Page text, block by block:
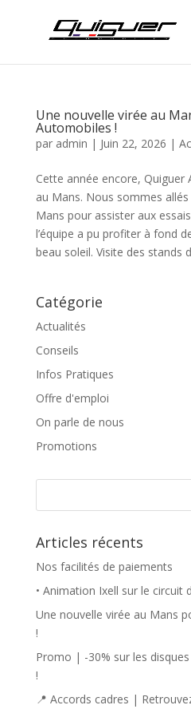
Une nouvelle virée au
Automobiles !
par admin | Juin 22, 2026 |
Cette année encore, Quiguer
au Mans. Nous sommes
Mans pour assister aux
l’équipe a pu profiter à fond
beau soleil. Visite des stands
Catégorie
Actualités
Conseils
Infos Pratiques
Offre d'emploi
On parle de nous
Promotions
Articles récents
Nos facilités de paiements
• Animation Ixell sur le circuit
Une nouvelle virée au Mans
!
Promo | -30% sur les
!
📍 Accords cadres |